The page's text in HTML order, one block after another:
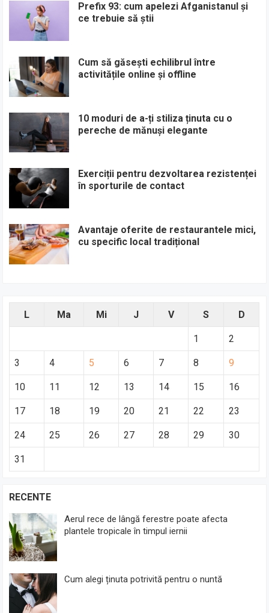
Prefix 93: cum apelezi Afganistanul și
ce trebuie să știi
Cum să găsești echilibrul între
activitățile online și offline
10 moduri de a-ți stiliza ținuta cu o
pereche de mănuși elegante
Exerciții pentru dezvoltarea rezistenței
în sporturile de contact
Avantaje oferite de restaurantele mici,
cu specific local tradițional
L Ma Mi J V S D
1 2
3 4 5 6 7 8 9
10 11 12 13 14 15 16
17 18 19 20 21 22 23
24 25 26 27 28 29 30
31
RECENTE
Aerul rece de lângă ferestre poate afecta
plantele tropicale în timpul iernii
Cum alegi ținuta potrivită pentru o nuntă